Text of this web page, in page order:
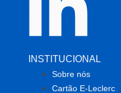
INSTITUCIONAL
Sobre nós
Cartão E-Leclerc